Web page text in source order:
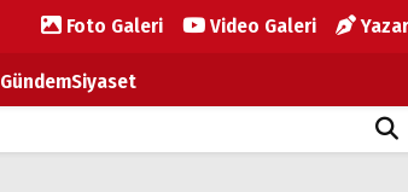
Foto Galeri Video Galeri
GündemSiyaset